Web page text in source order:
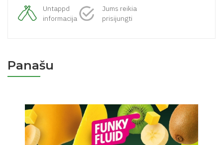
Untappd
informacija
Jums reikia
prisijungti
Panašu